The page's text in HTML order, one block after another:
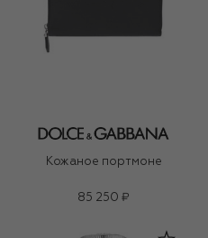
Кожаное портмоне
85 250 ₽